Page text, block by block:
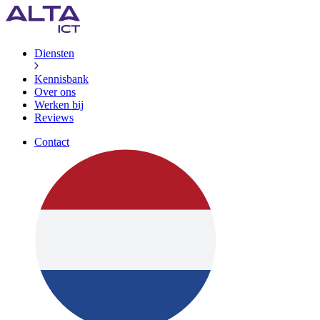
Diensten
Kennisbank
Over ons
Werken bij
Reviews
Contact